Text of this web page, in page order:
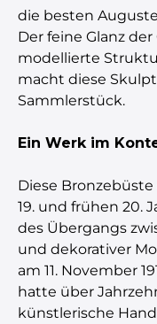
die besten
Der feine Glanz
modellierte
macht diese
Sammlerstück.
Ein Werk im
Diese
19. und frühen 20.
des Übergangs
und dekorativer
am 11. November
hatte über
künstlerische